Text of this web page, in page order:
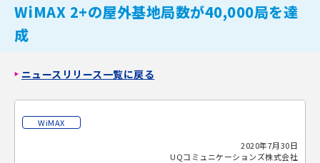
My UQ mobile
UQ mobile
UQ WiMAX
UQ WiMAX
WiMAX 2+の屋外基地局数が40,000局を達
成
ニュースリリース一覧に戻る
WiMAX
2020年7月30日
UQコミュニケーションズ株式会社